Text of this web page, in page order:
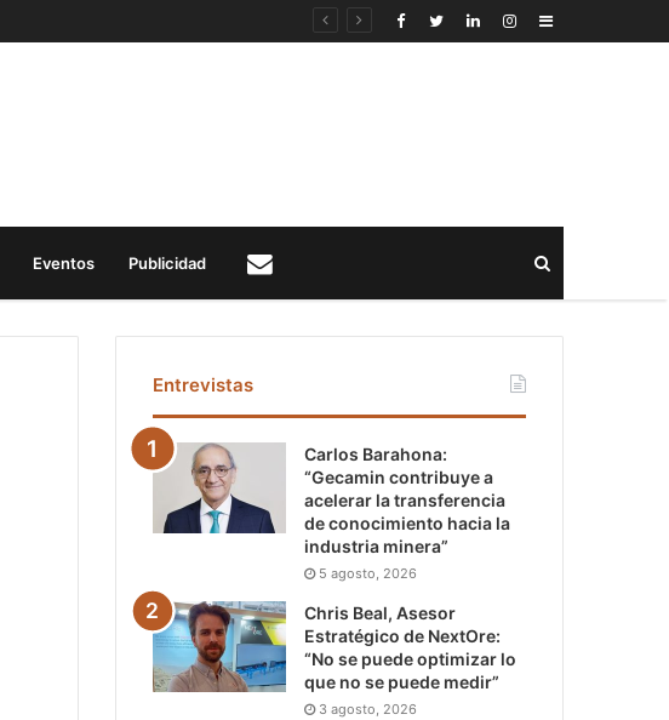
Sidebar
Eventos Publicidad
Entrevistas
Carlos Barahona:
“Gecamin contribuye a
acelerar la transferencia
de conocimiento hacia la
industria minera”
5 agosto, 2026
Chris Beal, Asesor
Estratégico de NextOre:
“No se puede optimizar lo
que no se puede medir”
3 agosto, 2026